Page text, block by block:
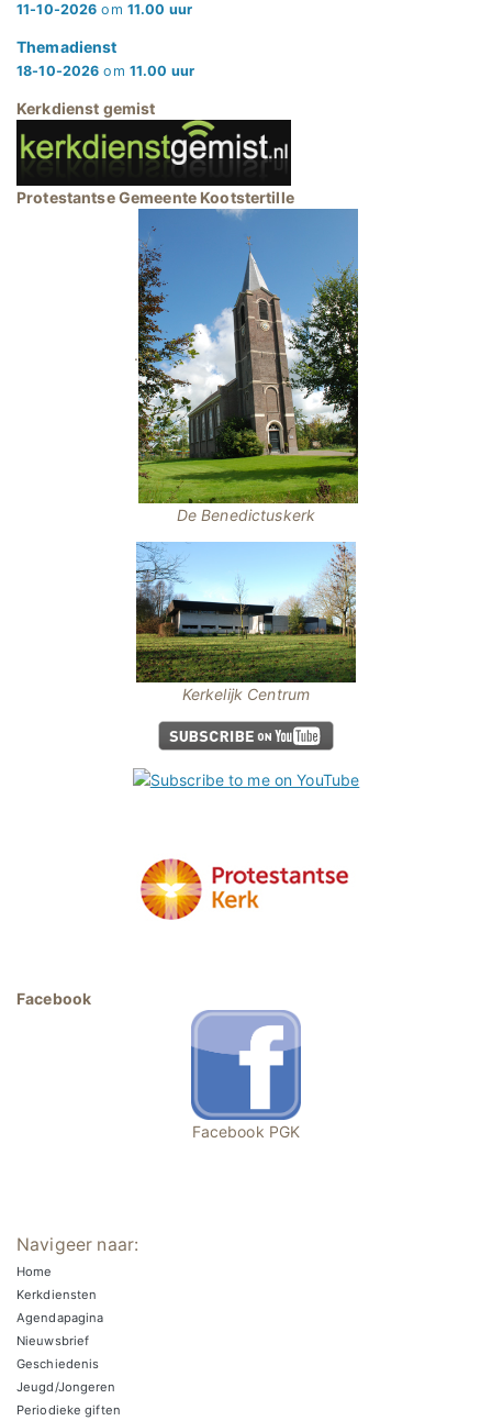
11-10-2026 om 11.00 uur
Themadienst
18-10-2026 om 11.00 uur
Kerkdienst gemist
Protestantse Gemeente Kootstertille
.
De Benedictuskerk
Kerkelijk Centrum
Facebook
Facebook PGK
Navigeer naar:
Home
Kerkdiensten
Agendapagina
Nieuwsbrief
Geschiedenis
Jeugd/Jongeren
Periodieke giften